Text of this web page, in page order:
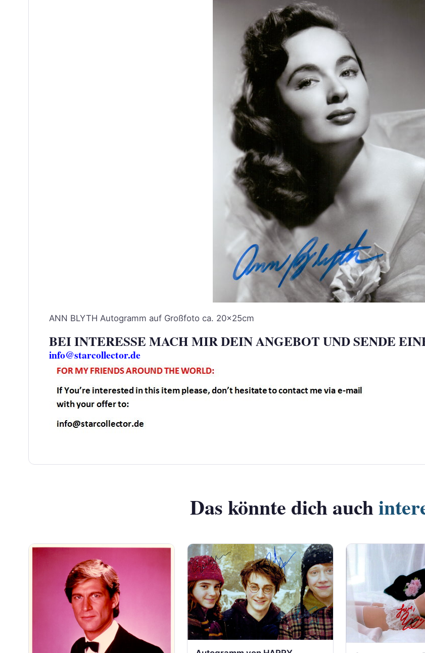
ANN BLYTH Autogramm auf Großfoto ca. 20x25cm
BEI INTERESSE MACH MIR DEIN ANGEBOT UND SENDE
info@starcollector.de
Das könnte dich auch